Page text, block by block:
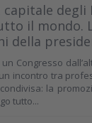
capitale degli
il mondo.
della
Congresso
incontro tra
la
tutto...